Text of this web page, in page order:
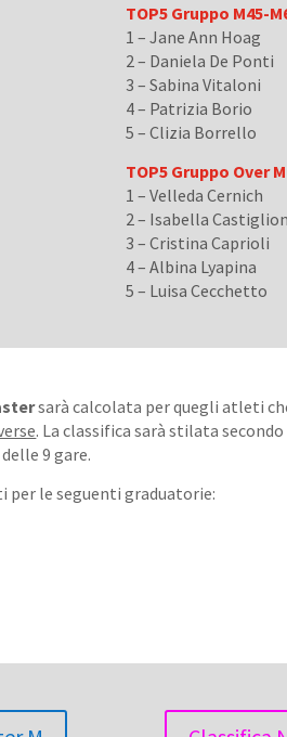
TOP5 Gruppo M45-
1 – Jane Ann Hoag
2 – Daniela De Ponti
3 – Sabina Vitaloni
4 – Patrizia Borio
5 – Clizia Borrello
TOP5 Gruppo Over
1 – Velleda Cernich
2 – Isabella
3 – Cristina Caprioli
4 – Albina Lyapina
5 – Luisa Cecchetto
sarà calcolata per quegli atleti
. La classifica sarà stilata
9 gare.
le seguenti graduatorie: